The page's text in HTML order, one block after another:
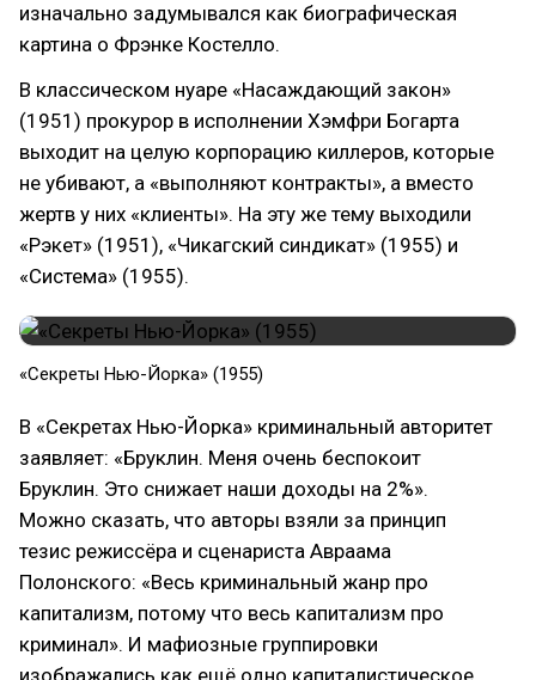
изначально задумывался как биографическая
картина о Фрэнке Костелло.
В классическом нуаре «Насаждающий закон»
(1951) прокурор в исполнении Хэмфри Богарта
выходит на целую корпорацию киллеров, которые
не убивают, а «выполняют контракты», а вместо
жертв у них «клиенты». На эту же тему выходили
«Рэкет» (1951), «Чикагский синдикат» (1955) и
«Система» (1955).
«Секреты Нью-Йорка» (1955)
В «Секретах Нью-Йорка» криминальный авторитет
заявляет: «Бруклин. Меня очень беспокоит
Бруклин. Это снижает наши доходы на 2%».
Можно сказать, что авторы взяли за принцип
тезис режиссёра и сценариста Авраама
Полонского: «Весь криминальный жанр про
капитализм, потому что весь капитализм про
криминал». И мафиозные группировки
изображались как ещё одно капиталистическое